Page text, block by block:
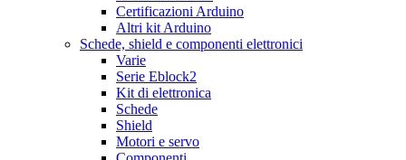
Certificazioni Arduino
Altri kit Arduino
Schede, shield e componenti elettronici
Varie
Serie Eblock2
Kit di elettronica
Schede
Shield
Motori e servo